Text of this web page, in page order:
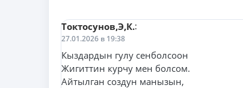
Токтосунов,Э,К.:
27.01.2026 в 19:38
Кыздардын гулу сенболсоон
Жигиттин курчу мен болсом.
Айтылган создун манызын,